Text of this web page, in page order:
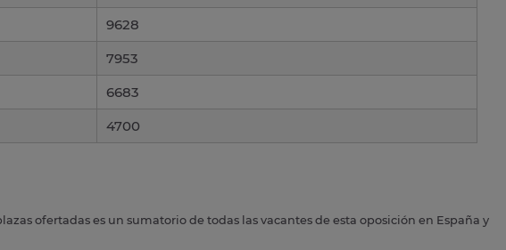
9628
7953
6683
4700
ofertadas es un sumatorio de todas las vacantes de esta oposición en España y